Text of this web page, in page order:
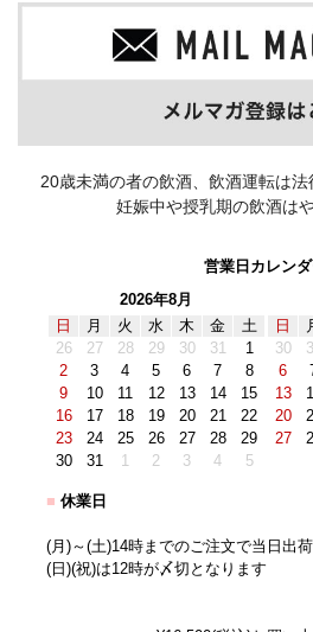
20歳未満の者の飲酒、飲酒運転は法
妊娠中や授乳期の飲酒は
営業日カレン
2026年8月
日
月 火 水 木 金
土
26
27 28 29 30 31
1
2
3 4 5 6 7
8
9
10 11 12 13 14
15
16
17 18 19 20 21
22
23
24 25 26 27 28
29
30
31 1 2 3 4 5
日
30
6
13
20
27
■ 休業日
(月)～(土)14時までのご注文で当日出荷
(日)(祝)は12時が〆切となります